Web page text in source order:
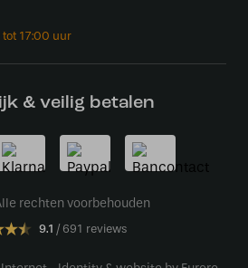
& veilig betalen
rechten voorbehouden
9.1 691 reviews